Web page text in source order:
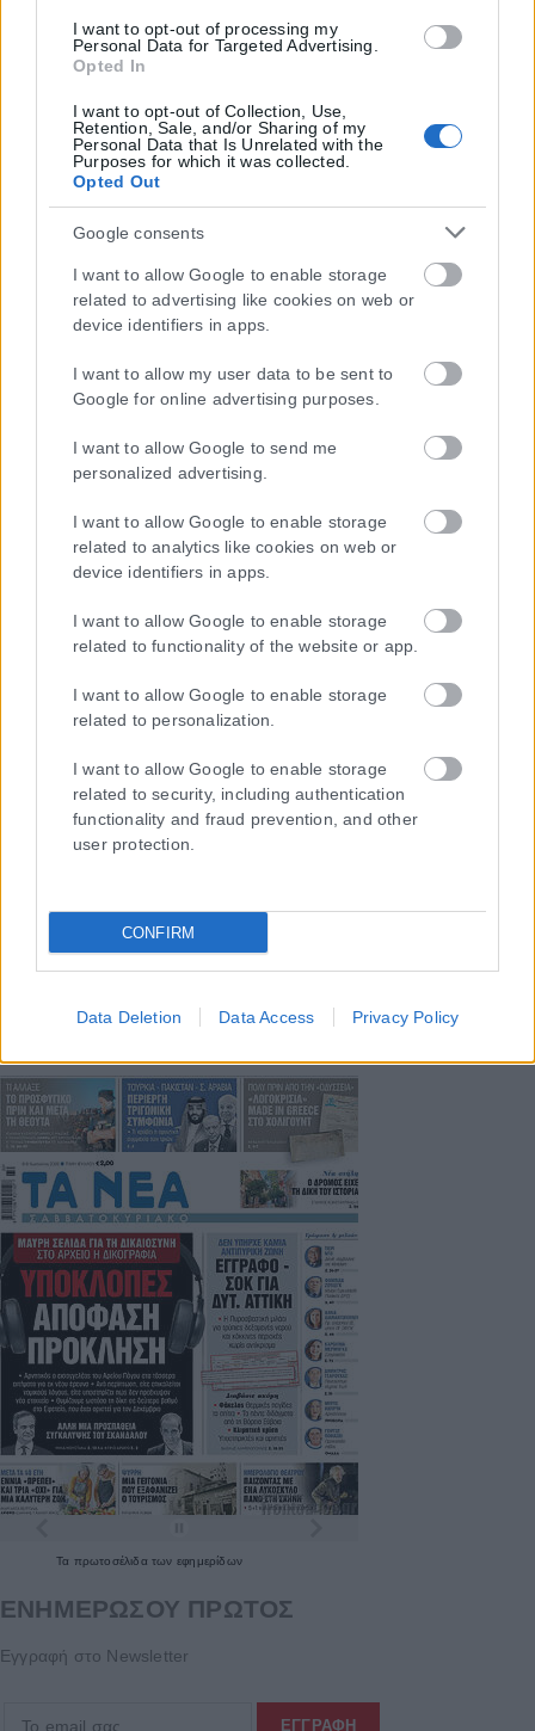
I want to opt-out of processing my
Personal Data for Targeted Advertising.
Opted In
I want to opt-out of Collection, Use,
Retention, Sale, and/or Sharing of my
Personal Data that Is Unrelated with the
Purposes for which it was collected.
Opted Out
Google consents
I want to allow Google to enable storage
related to advertising like cookies on web or
device identifiers in apps.
I want to allow my user data to be sent to
Google for online advertising purposes.
I want to allow Google to send me
personalized advertising.
I want to allow Google to enable storage
related to analytics like cookies on web or
device identifiers in apps.
I want to allow Google to enable storage
related to functionality of the website or app.
I want to allow Google to enable storage
related to personalization.
I want to allow Google to enable storage
related to security, including authentication
functionality and fraud prevention, and other
user protection.
CONFIRM
Data Deletion Data Access Privacy Policy
Η εταιρεία με την επωνυμία “POLITICAL MEDIA GROUP A.E.” και κατ’
επέκταση η ιστοσελίδα που κατέχει αυτή “www.karfitsa.gr”
αντιμετώπιση του παράνομου περιεχομένου στο διαδίκτυο (L 63).
Τα πρωτοσέλιδατων εφημερίδων
ΕΝΗΜΕΡΩΣΟΥ ΠΡΩΤΟΣ
Εγγραφή στο Newsletter